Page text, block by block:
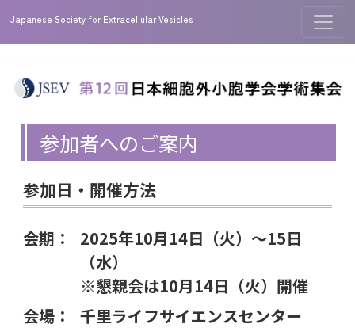
参加者へのご案内
参加日・開催方法
会期：
2025年10月14日（火）〜15日
（水）
※懇親会は10月14日（火）開催
会場：
千里ライフサイエンスセンター
Japanese Society for Extracellular Vesicles